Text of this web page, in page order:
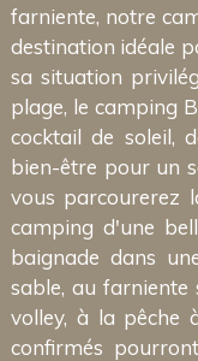
farniente, notre
destination idéale
sa situation
plage, le camping
cocktail de soleil,
bien-être pour un
vous parcourerez
camping d'une
baignade dans
sable, au farniente
volley, à la pêche
confirmés